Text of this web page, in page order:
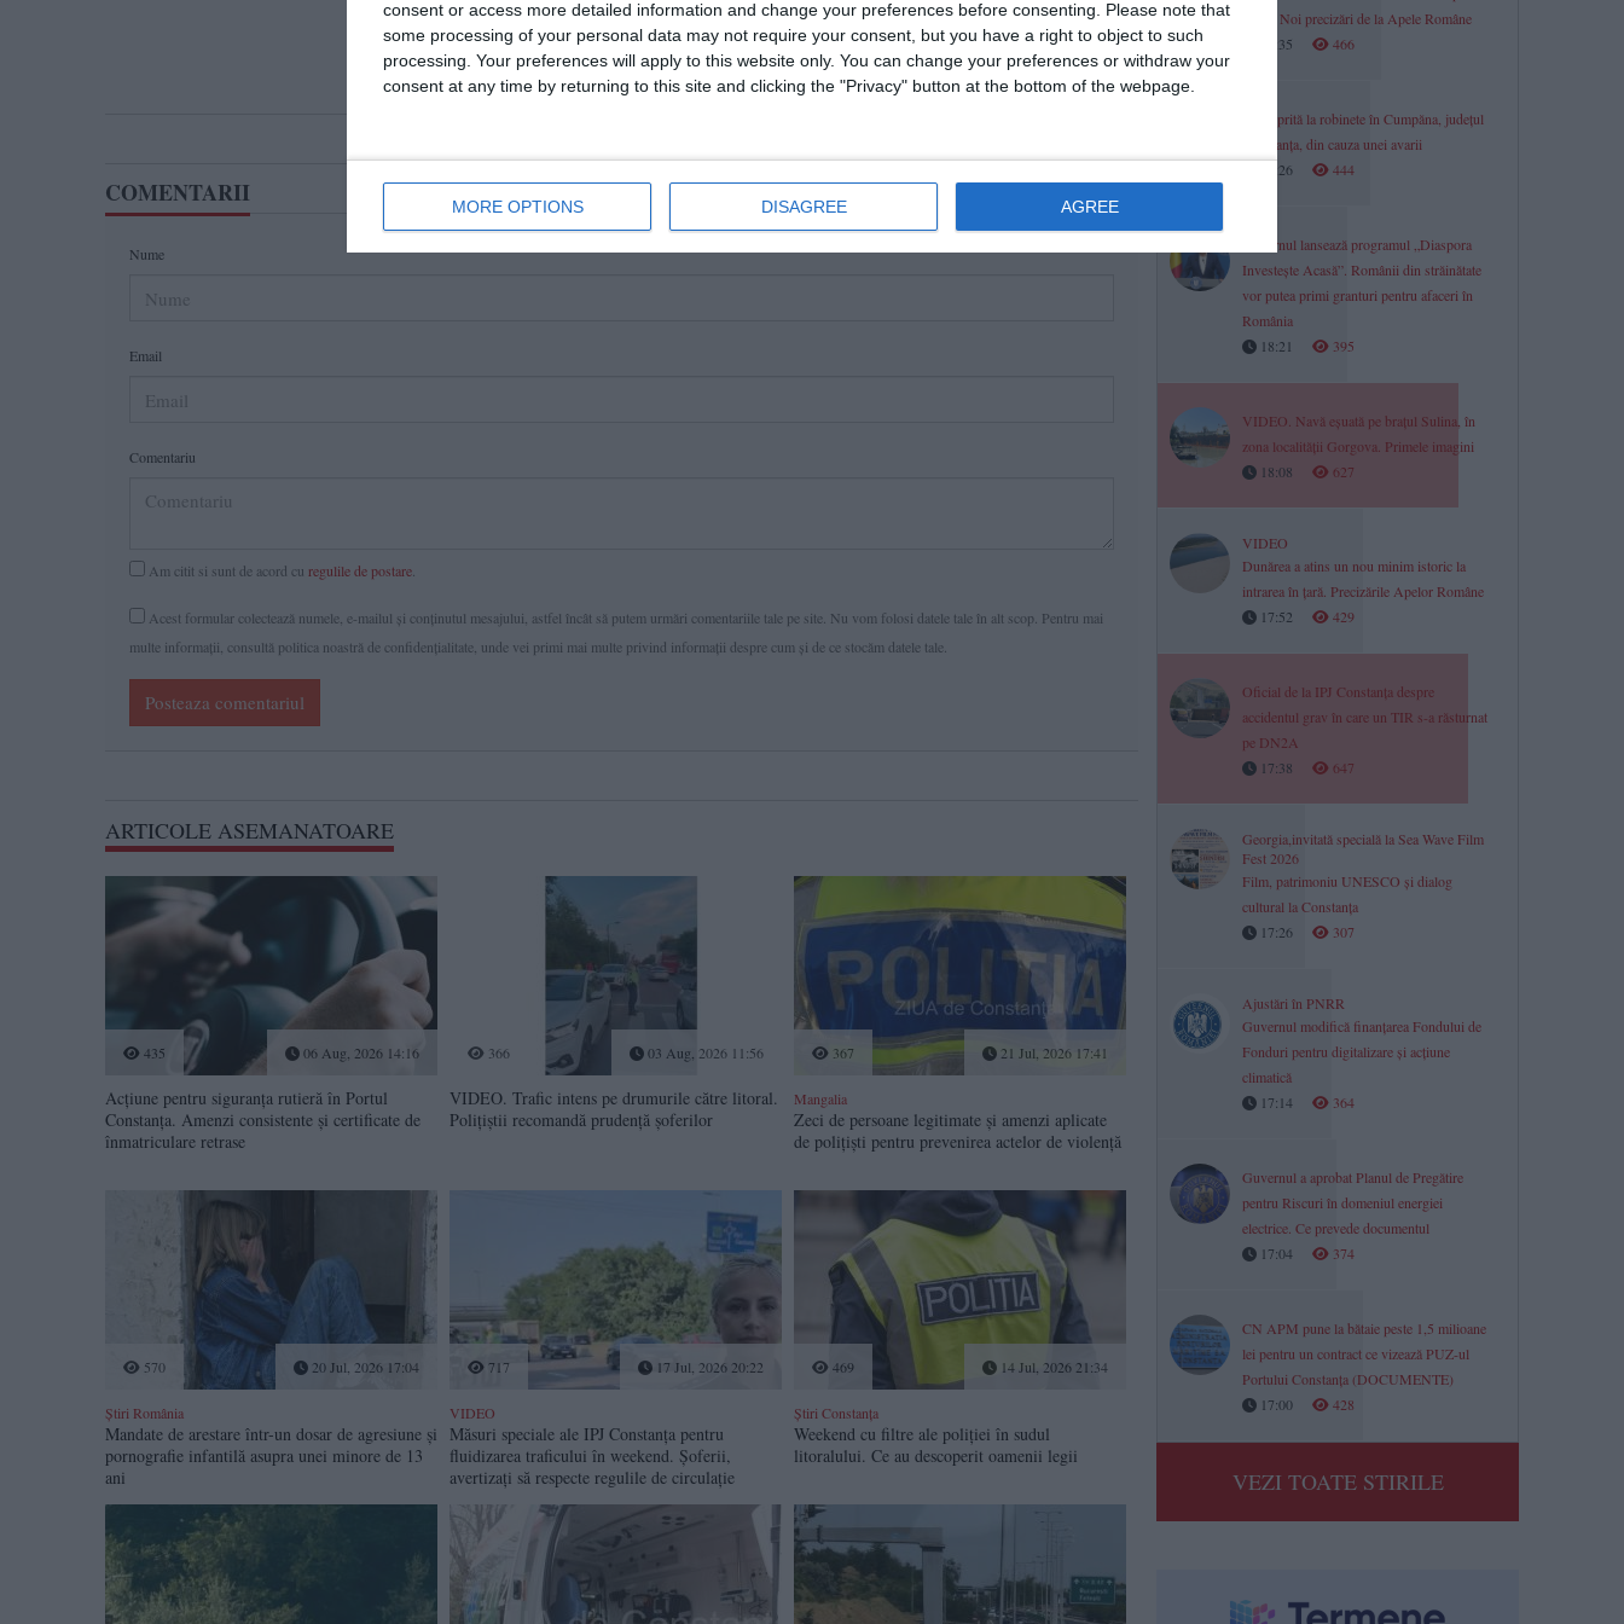
consent or access more detailed information and change your preferences before consenting.
Please note that
some processing of your personal data may not require your consent, but you have a right to object to such
processing. Your preferences will apply to this website only. You can change your preferences or withdraw your
consent at any time by returning to this site and clicking the "Privacy" button at the bottom of the webpage.
MORE OPTIONS DISAGREE AGREE
COMENTARII
Nume
Email
Comentariu
Am citit si sunt de acord cu regulile de postare.
Acest formular colectează numele, e-mailul şi conținutul mesajului, astfel încât să putem urmări comentariile tale pe site. Nu vom folosi datele tale în alt scop. Pentru mai
multe informaţii, consultă politica noastră de confidenţialitate, unde vei primi mai multe privind informaţii despre cum și de ce stocăm datele tale.
Posteaza comentariul
ARTICOLE ASEMANATOARE
435 06 Aug, 2026 14:16
Acțiune pentru siguranța rutieră în Portul
Constanța. Amenzi consistente și certificate de
înmatriculare retrase
366 03 Aug, 2026 11:56
VIDEO. Trafic intens pe drumurile către litoral.
Polițiștii recomandă prudență șoferilor
367 21 Jul, 2026 17:41
Mangalia
Zeci de persoane legitimate și amenzi aplicate
de polițiști pentru prevenirea actelor de violență
570 20 Jul, 2026 17:04
Știri România
Mandate de arestare într-un dosar de agresiune și
pornografie infantilă asupra unei minore de 13
ani
717 17 Jul, 2026 20:22
VIDEO
Măsuri speciale ale IPJ Constanța pentru
fluidizarea traficului în weekend. Șoferii,
avertizați să respecte regulile de circulație
469 14 Jul, 2026 21:34
Știri Constanța
Weekend cu filtre ale poliției în sudul
litoralului. Ce au descoperit oamenii legii
barje? Noi precizări de la Apele Române
18:35
466
Apă oprită la robinete în Cumpăna, județul
Constanța, din cauza unei avarii
18:26
444
Guvernul lansează programul „Diaspora
Investește Acasă”. Românii din străinătate
vor putea primi granturi pentru afaceri în
România
18:21
395
VIDEO. Navă eșuată pe brațul Sulina, în
zona localității Gorgova. Primele imagini
18:08
627
VIDEO
Dunărea a atins un nou minim istoric la
intrarea în țară. Precizările Apelor Române
17:52
429
Oficial de la IPJ Constanța despre
accidentul grav în care un TIR s-a răsturnat
pe DN2A
17:38
647
Georgia,invitată specială la Sea Wave Film
Fest 2026
Film, patrimoniu UNESCO și dialog
cultural la Constanța
17:26
307
Ajustări în PNRR
Guvernul modifică finanțarea Fondului de
Fonduri pentru digitalizare și acțiune
climatică
17:14
364
Guvernul a aprobat Planul de Pregătire
pentru Riscuri în domeniul energiei
electrice. Ce prevede documentul
17:04
374
CN APM pune la bătaie peste 1,5 milioane
lei pentru un contract ce vizează PUZ-ul
Portului Constanța (DOCUMENTE)
17:00
428
VEZI TOATE STIRILE